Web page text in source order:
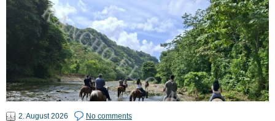
2. August 2026 No comments